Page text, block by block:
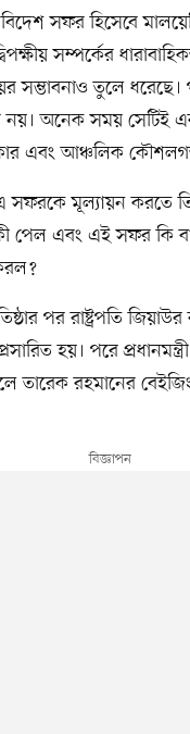
বিদেশ সফর হিসেবে
সম্পর্কের
সম্ভাবনাও তুলে
অনেক সময় সেটিই
এবং আঞ্চলিক
সফরকে মূল্যায়ন করতে
পেল এবং এই সফর কি
পর রাষ্ট্রপতি
হয়। পরে
তারেক রহমানের